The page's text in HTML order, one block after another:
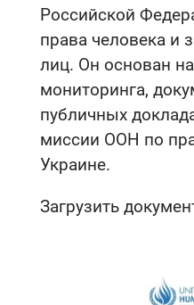
Российской
права человека и
лиц. Он основан на
мониторинга,
публичных
миссии ООН по
Украине.
Загрузить